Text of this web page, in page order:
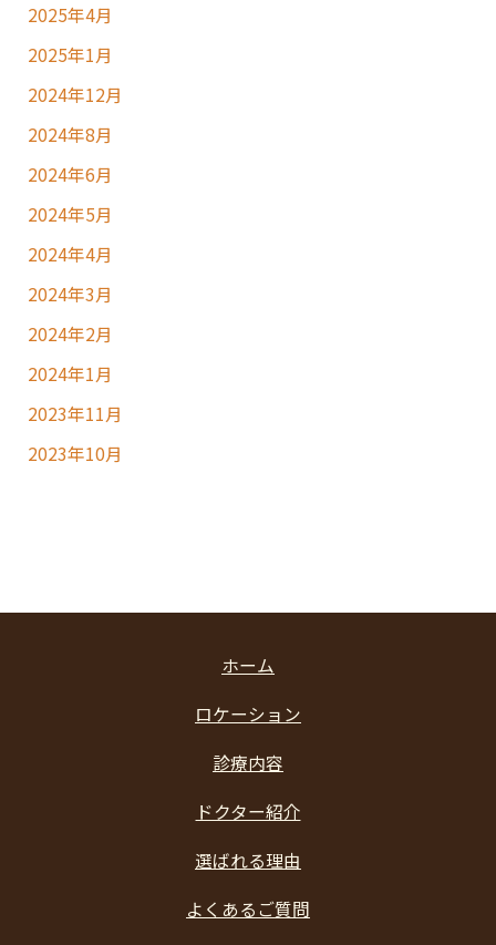
2025年4月
2025年1月
2024年12月
2024年8月
2024年6月
2024年5月
2024年4月
2024年3月
2024年2月
2024年1月
2023年11月
2023年10月
ホーム
ロケーション
診療内容
ドクター紹介
選ばれる理由
よくあるご質問